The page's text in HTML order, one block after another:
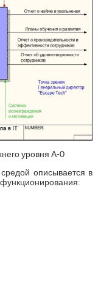
уровня А-0
описывается в